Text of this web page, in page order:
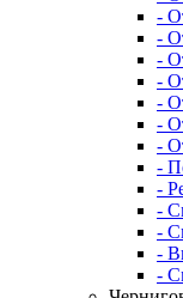
-
-
-
-
-
-
-
-
-
-
-
-
-